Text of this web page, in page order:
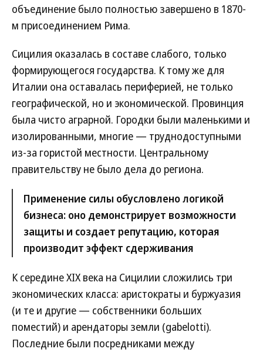
объединение было полностью завершено в 1870-
м присоединением Рима.
Сицилия оказалась в составе слабого, только
формирующегося государства. К тому же для
Италии она оставалась периферией, не только
географической, но и экономической. Провинция
была чисто аграрной. Городки были маленькими и
изолированными, многие — труднодоступными
из-за гористой местности. Центральному
правительству не было дела до региона.
Применение силы обусловлено логикой
бизнеса: оно демонстрирует возможности
защиты и создает репутацию, которая
производит эффект сдерживания
К середине XIX века на Сицилии сложились три
экономических класса: аристократы и буржуазия
(и те и другие — собственники больших
поместий) и арендаторы земли (gabelotti).
Последние были посредниками между